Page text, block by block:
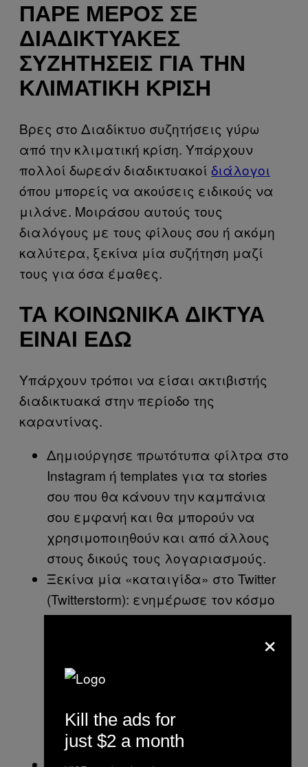
ΠΆΡΕ ΜΈΡΟΣ ΣΕ
ΔΙΑΔΙΚΤΥΑΚΈΣ
ΣΥΖΗΤΉΣΕΙΣ ΓΙΑ ΤΗΝ
ΚΛΙΜΑΤΙΚΉ ΚΡΊΣΗ
Βρες στο Διαδίκτυο συζητήσεις γύρω
από την κλιματική κρίση. Υπάρχουν
πολλοί δωρεάν διαδικτυακοί διάλογοι
όπου μπορείς να ακούσεις ειδικούς να
μιλάνε. Μοιράσου αυτούς τους
διαλόγους με τους φίλους σου ή ακόμη
καλύτερα, ξεκίνα μία συζήτηση μαζί
τους για όσα έμαθες.
ΤΑ ΚΟΙΝΩΝΙΚΆ ΔΊΚΤΥΑ
ΕΊΝΑΙ ΕΔΏ
Υπάρχουν τρόποι να είσαι ακτιβιστής
διαδικτυακά στην περίοδο της
καραντίνας.
Δημιούργησε πρωτότυπα φίλτρα στο
Instagram ή templates για τα stories
σου που θα κάνουν την καμπάνια
σου εμφανή και θα μπορούν να
χρησιμοποιηθούν και από άλλους
στους δικούς τους λογαριασμούς.
Ξεκίνα μία «καταιγίδα» στο Twitter
(Twitterstorm): ενημέρωσε τον κόσμο
για ένα περιβαλλοντικό πρόβλημα.
Όσο περισσότερα tweets γίνουν, τόσο
που να έχει πολλούς ακόλουθους,
μοιραστεί το μήνυμα της
καμπάνιας σου.
×
Kill the ads for
just $2 a month